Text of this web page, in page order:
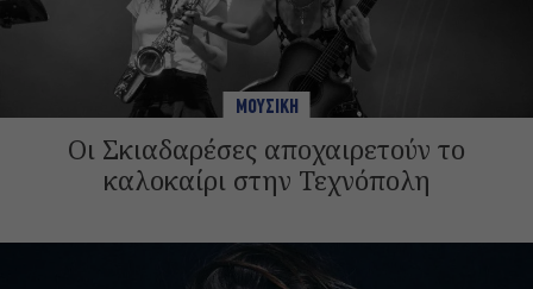
ΜΟΥΣΙΚΗ
Οι Σκιαδαρέσες αποχαιρετούν το
καλοκαίρι στην Τεχνόπολη